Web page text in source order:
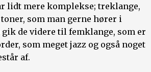
lidt mere komplekse; treklange,
som man gerne hører i
de videre til femklange, som er
som meget jazz og også noget
af.